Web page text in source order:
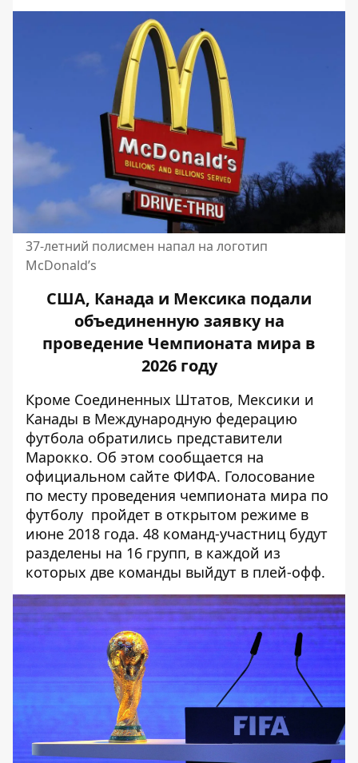
37-летний полисмен напал на логотип
McDonald’s
США, Канада и Мексика подали
объединенную заявку на
проведение Чемпионата мира в
2026 году
Кроме Соединенных Штатов, Мексики и
Канады в Международную федерацию
футбола обратились представители
Марокко. Об этом сообщается на
официальном сайте ФИФА. Голосование
по месту проведения чемпионата мира по
футболу пройдет в открытом режиме в
июне 2018 года. 48 команд-участниц будут
разделены на 16 групп, в каждой из
которых две команды выйдут в плей-офф.